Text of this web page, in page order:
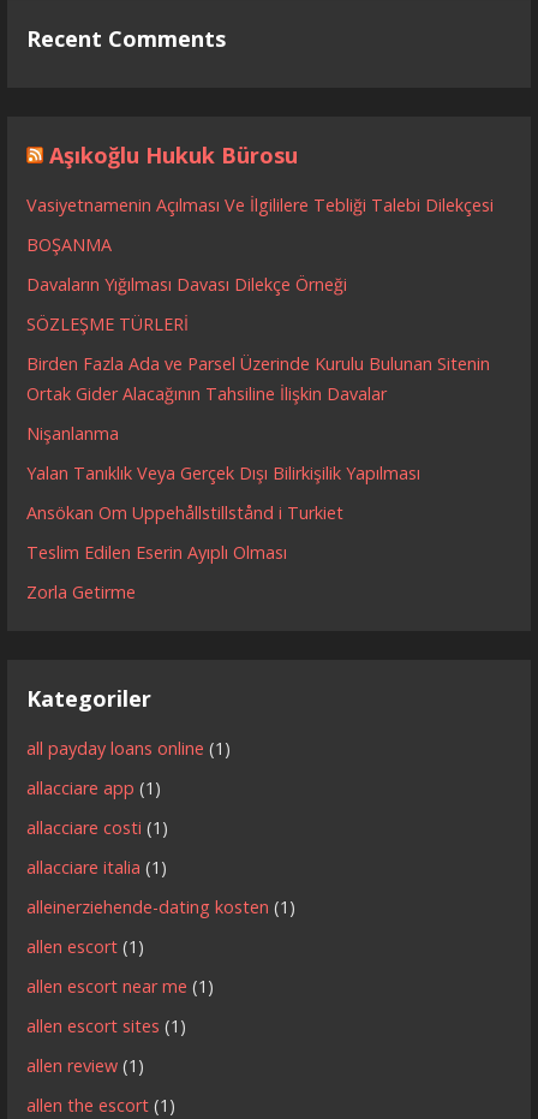
Recent Comments
Aşıkoğlu Hukuk Bürosu
Vasiyetnamenin Açılması Ve İlgililere Tebliği Talebi Dilekçesi
BOŞANMA
Davaların Yığılması Davası Dilekçe Örneği
SÖZLEŞME TÜRLERİ
Birden Fazla Ada ve Parsel Üzerinde Kurulu Bulunan Sitenin
Ortak Gider Alacağının Tahsiline İlişkin Davalar
Nişanlanma
Yalan Tanıklık Veya Gerçek Dışı Bilirkişilik Yapılması
Ansökan Om Uppehållstillstånd i Turkiet
Teslim Edilen Eserin Ayıplı Olması
Zorla Getirme
Kategoriler
all payday loans online (1)
allacciare app (1)
allacciare costi (1)
allacciare italia (1)
alleinerziehende-dating kosten (1)
allen escort (1)
allen escort near me (1)
allen escort sites (1)
allen review (1)
allen the escort (1)